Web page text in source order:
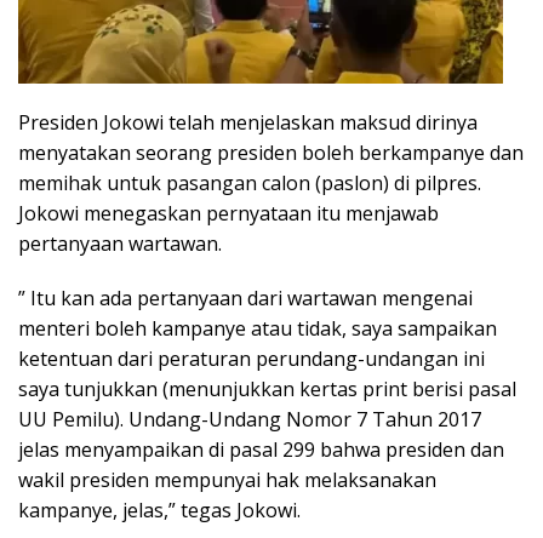
Presiden Jokowi telah menjelaskan maksud dirinya
menyatakan seorang presiden boleh berkampanye dan
memihak untuk pasangan calon (paslon) di pilpres.
Jokowi menegaskan pernyataan itu menjawab
pertanyaan wartawan.
” Itu kan ada pertanyaan dari wartawan mengenai
menteri boleh kampanye atau tidak, saya sampaikan
ketentuan dari peraturan perundang-undangan ini
saya tunjukkan (menunjukkan kertas print berisi pasal
UU Pemilu). Undang-Undang Nomor 7 Tahun 2017
jelas menyampaikan di pasal 299 bahwa presiden dan
wakil presiden mempunyai hak melaksanakan
kampanye, jelas,” tegas Jokowi.